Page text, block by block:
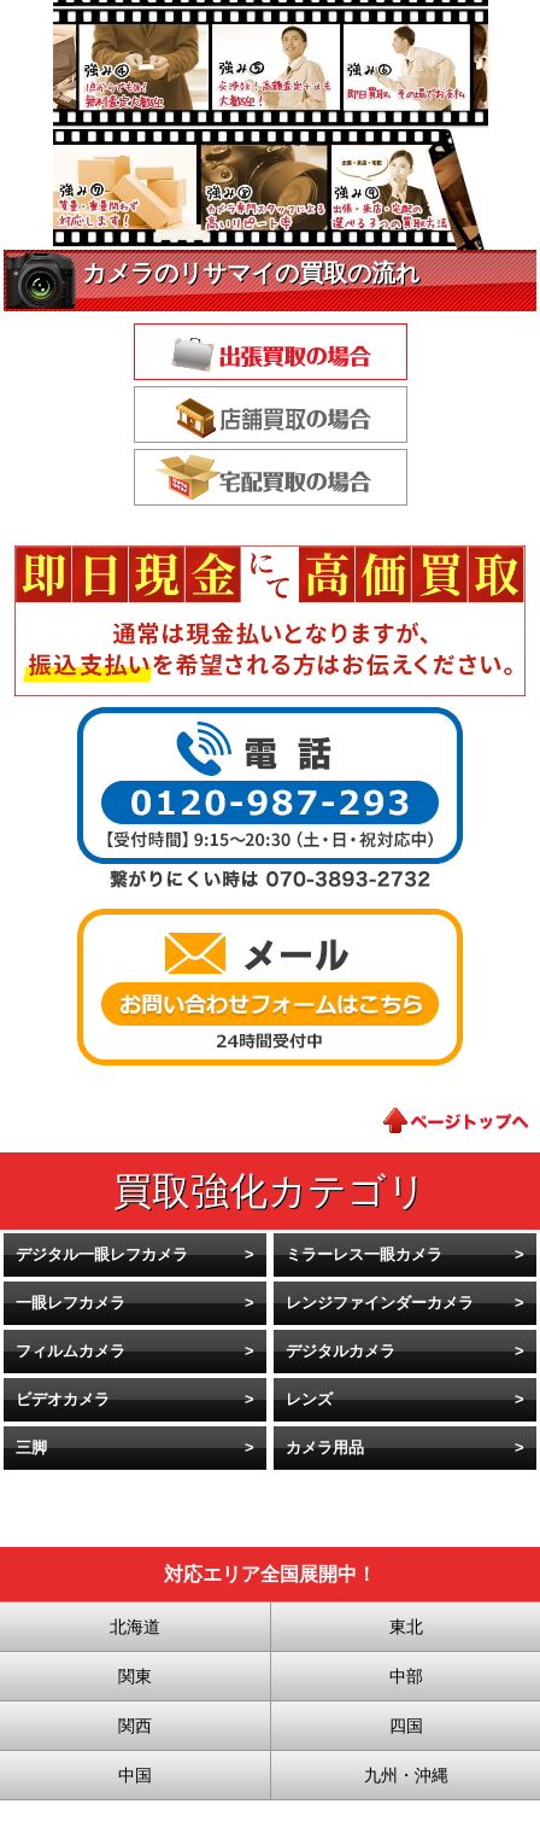
デジタル一眼レフカメラ ミラーレス一眼カメラ
一眼レフカメラ レンジファインダーカメラ
フィルムカメラ デジタルカメラ
ビデオカメラ レンズ
三脚 カメラ用品
対応エリア全国展開中！
北海道 東北
関東 中部
関西 四国
中国 九州・沖縄